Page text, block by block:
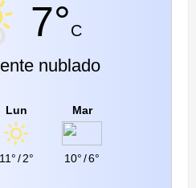
7°C
nublado
Lun
11°/ 2°
Mar
10°/6°